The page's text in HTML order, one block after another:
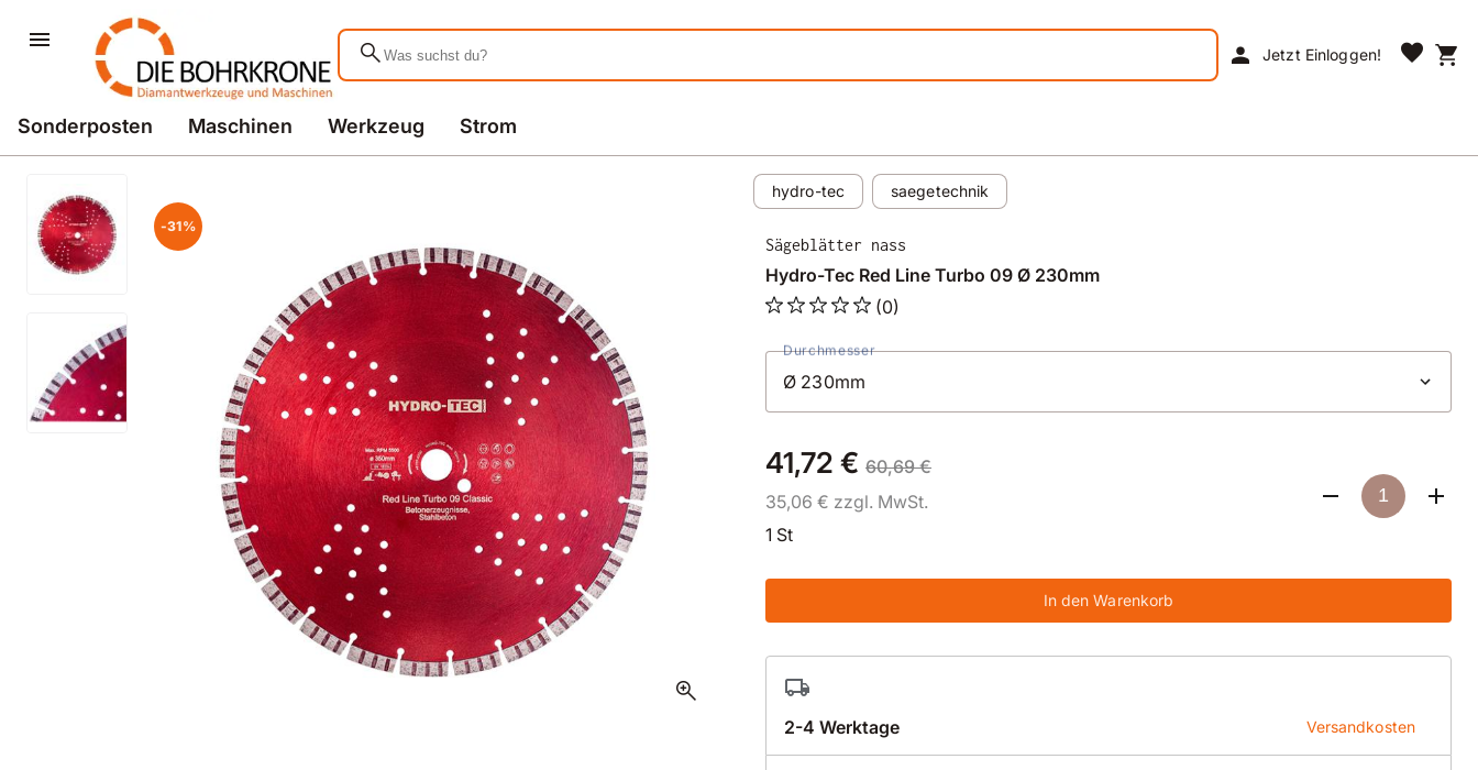
search person Jetzt Einloggen! favorite shopping_cart
Sonderposten Maschinen Werkzeug Strom
-31%
zoom_in
hydro-tec saegetechnik
Sägeblätter nass
Hydro-Tec Red Line Turbo 09 Ø 230mm
(0)
Durchmesser
41,72 € 60,69 €
35,06 € zzgl. MwSt.
1 St
In den Warenkorb
2-4 Werktage Versandkosten